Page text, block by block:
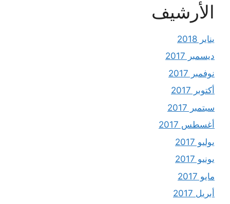
الأرشيف
يناير 2018
ديسمبر 2017
نوفمبر 2017
أكتوبر 2017
سبتمبر 2017
أغسطس 2017
يوليو 2017
يونيو 2017
مايو 2017
أبريل 2017